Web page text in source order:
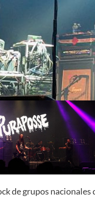
de grupos